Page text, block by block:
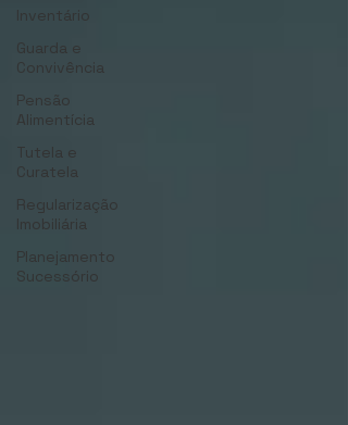
Inventário
Guarda e
Convivência
Pensão
Alimentícia
Tutela e
Curatela
Regularização
Imobiliária
Planejamento
Sucessório